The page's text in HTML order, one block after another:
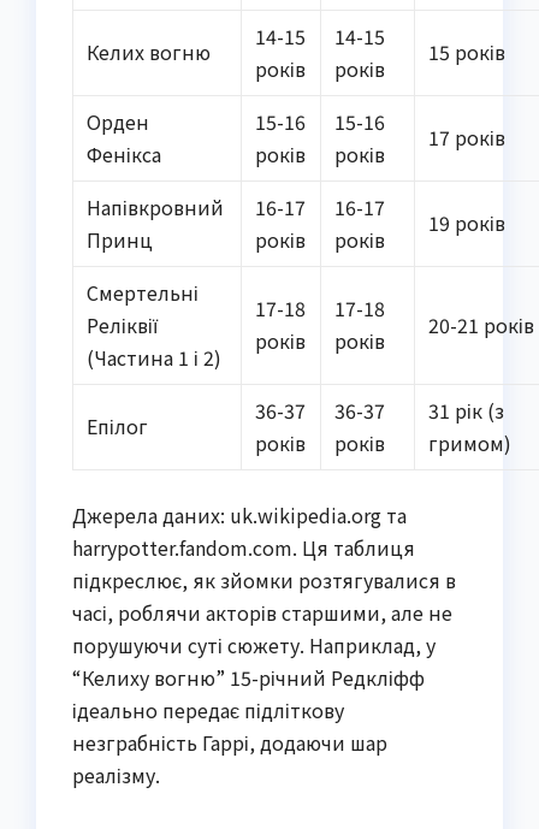
Келих вогню
14-15
років
14-15
років
15 років
Орден
Фенікса
15-16
років
15-16
років
17 років
Напівкровний
Принц
16-17
років
16-17
років
19 років
Смертельні
Реліквії
(Частина 1 і 2)
17-18
років
17-18
років
20-21 років
Епілог
36-37
років
36-37
років
31 рік (з
гримом)
Джерела даних: uk.wikipedia.org та
harrypotter.fandom.com. Ця таблиця
підкреслює, як зйомки розтягувалися в
часі, роблячи акторів старшими, але не
порушуючи суті сюжету. Наприклад, у
“Келиху вогню” 15-річний Редкліфф
ідеально передає підліткову
незграбність Гаррі, додаючи шар
реалізму.